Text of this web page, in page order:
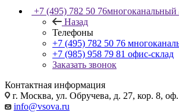
+7 (495) 782 50 76многоканальный
Назад
Телефоны
+7 (495) 782 50 76
+7 (985) 958 79 81 офис-склад
Заказать звонок
Контактная информация
г. Москва, ул. Обручева, д. 27, кор. 8,
info@vsova.ru